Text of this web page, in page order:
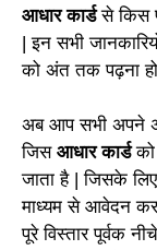
आधार कार्डसे किस
| इन सभी
को अंत तक पढ़ना
अब आप सभी अपने
जिस आधार कार्ड
जाता है | जिसके
माध्यम से आवेदन कर
पूरे विस्तार पूर्वक